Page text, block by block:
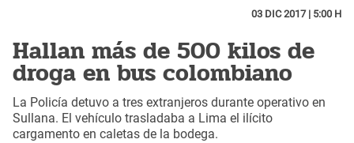
03 DIC 2017 | 5:00 H
Hallan más de 500 kilos de
droga en bus colombiano
La Policía detuvo a tres extranjeros durante operativo en
Sullana. El vehículo trasladaba a Lima el ilícito
cargamento en caletas de la bodega.